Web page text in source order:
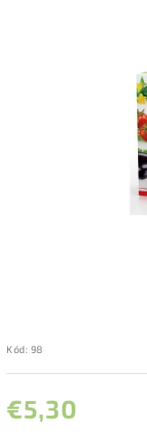
Kód: 98
€5,30